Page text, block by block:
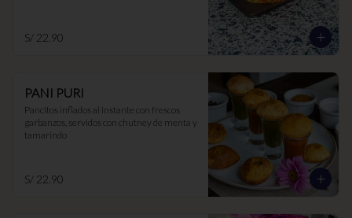
S/ 22.90
PANI PURI
Pancitos inflados al instante con frescos
garbanzos, servidos con chutney de menta y
tamarindo
S/ 22.90